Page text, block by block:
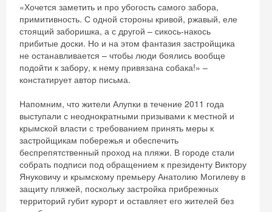
«Хочется заметить и про убогость самого забора,
примитивность. С одной стороны кривой, ржавый, еле
стоящий заборишка, а с другой – сикось-накось
прибитые доски. Но и на этом фантазия застройщика
не останавливается – чтобы люди боялись вообще
подойти к забору, к нему привязана собака!» –
констатирует автор письма.
Напомним, что жители Алупки в течение 2011 года
выступали с неоднократными призывами к местной и
крымской власти с требованием принять меры к
застройщикам побережья и обеспечить
беспрепятственный проход на пляжи. В городе стали
собрать подписи под обращением к президенту Виктору
Януковичу и крымскому премьеру Анатолию Могилеву в
защиту пляжей, поскольку застройка прибрежных
территорий губит курорт и оставляет его жителей без